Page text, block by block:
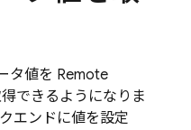
タ値を Remote
できるようになりま
エンドに値を設定